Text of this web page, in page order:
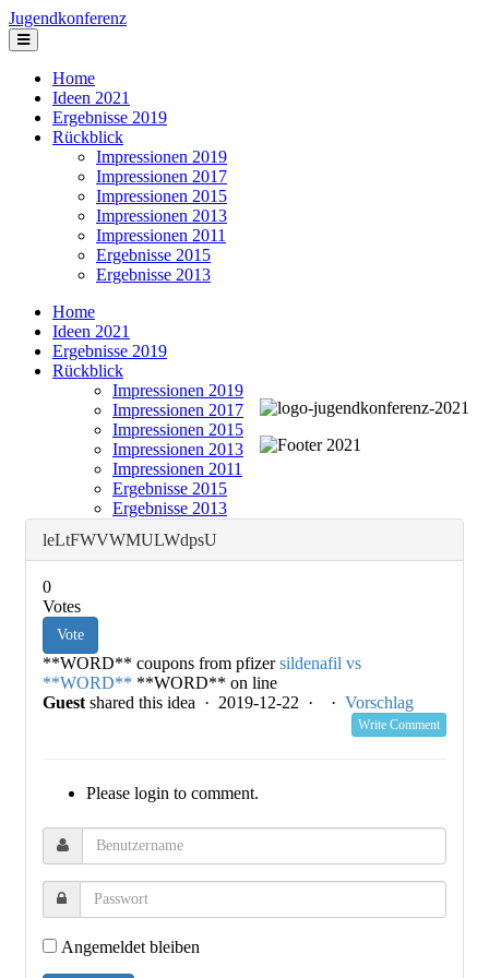
Jugendkonferenz
Home
Ideen 2021
Ergebnisse 2019
Rückblick
Impressionen 2019
Impressionen 2017
Impressionen 2015
Impressionen 2013
Impressionen 2011
Ergebnisse 2015
Ergebnisse 2013
Home
Ideen 2021
Ergebnisse 2019
Rückblick
Impressionen 2019
Impressionen 2017
Impressionen 2015
Impressionen 2013
Impressionen 2011
Ergebnisse 2015
Ergebnisse 2013
leLtFWVWMULWdpsU
0
Votes
Vote
**WORD** coupons from pfizersildenafil vs
**WORD** **WORD** on line
Guest shared this idea · 2019-12-22 · · Vorschlag
Write Comment
Please login to comment.
Angemeldet bleiben